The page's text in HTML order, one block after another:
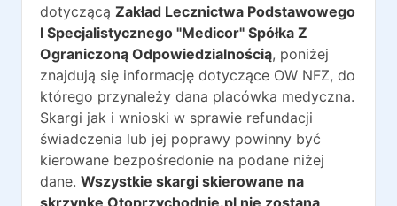
dotyczącą Zakład Lecznictwa Podstawowego
I Specjalistycznego "Medicor" Spółka Z
Ograniczoną Odpowiedzialnością, poniżej
znajdują się informację dotyczące OW NFZ, do
którego przynależy dana placówka medyczna.
Skargi jak i wnioski w sprawie refundacji
świadczenia lub jej poprawy powinny być
kierowane bezpośredonie na podane niżej
dane. Wszystkie skargi skierowane na
skrzynkę Otoprzychodnie.pl nie zostaną